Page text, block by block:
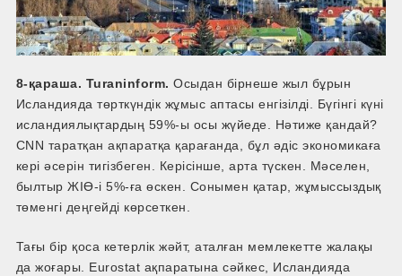
8-қараша. Turaninform. Осыдан бірнеше жыл бұрын
Исландияда төрткүндік жұмыс аптасы енгізілді. Бүгінгі күні
исландиялықтардың 59%-ы осы жүйеде. Нәтиже қандай?
CNN таратқан ақпаратқа қарағанда, бұл әдіс экономикаға
кері әсерін тигізбеген. Керісінше, арта түскен. Мәселен,
былтыр ЖІӨ-і 5%-ға өскен. Сонымен қатар, жұмыссыздық
төменгі деңгейді көрсеткен.
Тағы бір қоса кетерлік жәйт, аталған мемлекетте жалақы
да жоғары. Eurostat ақпаратына сәйкес, Исландияда